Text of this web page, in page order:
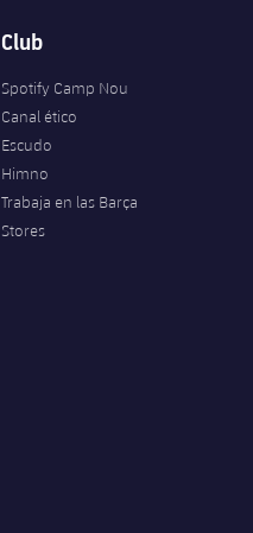
Club
Spotify Camp Nou
Canal ético
Escudo
Himno
Trabaja en las Barça
Stores